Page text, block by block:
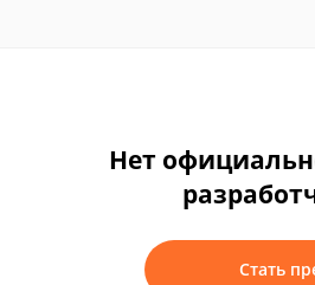
Нет
Стать